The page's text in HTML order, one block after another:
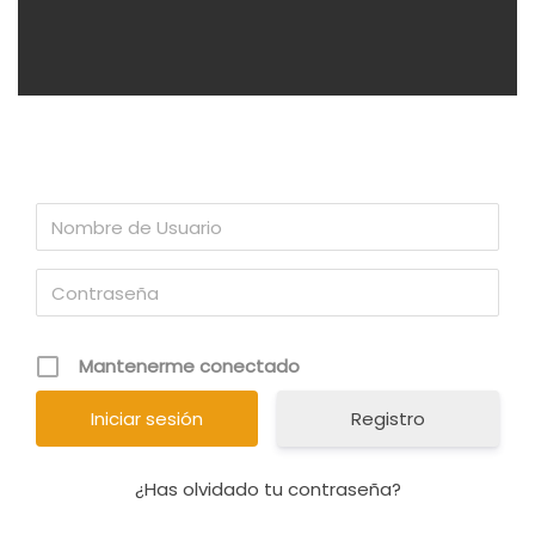
Mantenerme conectado
Registro
¿Has olvidado tu contraseña?